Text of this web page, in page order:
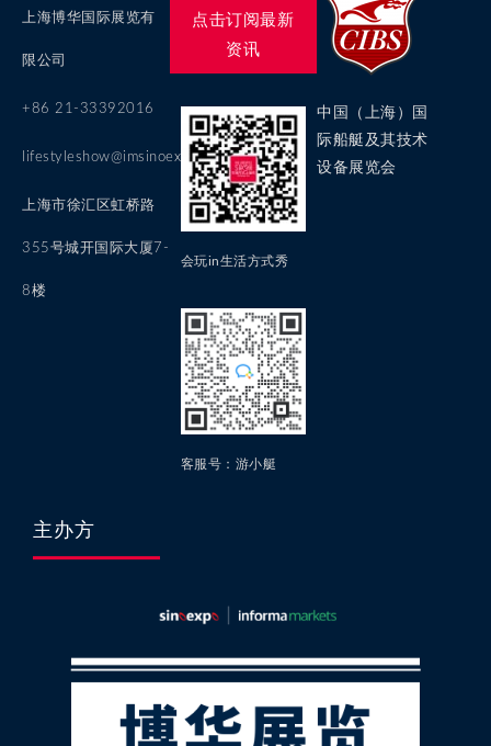
上海博华国际展览有
限公司
+86 21-33392016
lifestyleshow@imsinoexpo.com
上海市徐汇区虹桥路
355号城开国际大厦7-
8楼
点击订阅最新
资讯
会玩in生活方式秀
客服号：游小艇
中国（上海）国
际船艇及其技术
设备展览会
主办方